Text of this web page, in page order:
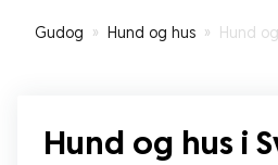
Gudog » Hund og hus » Hund
Hund og hus i